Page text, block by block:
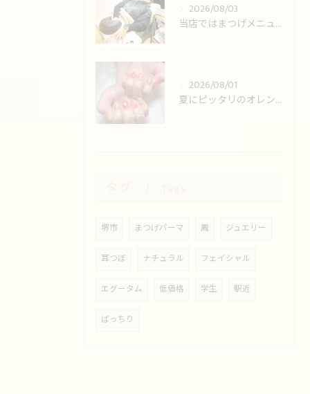
2026/08/03
当店ではまつげメニューとネイルの同時施術可能です！
2026/08/01
夏にピッタリのオレンジ💅
タグ Tags
堺市 まつげパーマ 鳳 ジュエリー
耳つぼ ナチュラル フェイシャル
エグータム 低価格 学生 駅近
ぱっちり